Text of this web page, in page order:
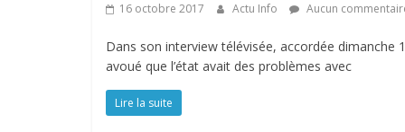
16 octobre 2017 Actu Info Aucun
Dans son interview télévisée, accordée dimanche
avoué que l’état avait des problèmes avec
Lire la suite